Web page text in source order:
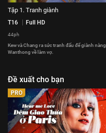
Tập 1. Tranh giành
T16 Full HD
44ph
Kew và Chang ra sức tranh đấu để giành nàng
Wanthong về làm vợ.
Đề xuất cho bạn
PRO